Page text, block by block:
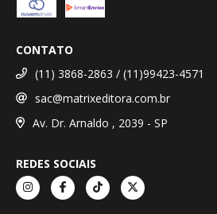
CONTATO
(11) 3868-2863 / (11)99423-4571
sac@matrixeditora.com.br
Av. Dr. Arnaldo , 2039 - SP
REDES SOCIAIS